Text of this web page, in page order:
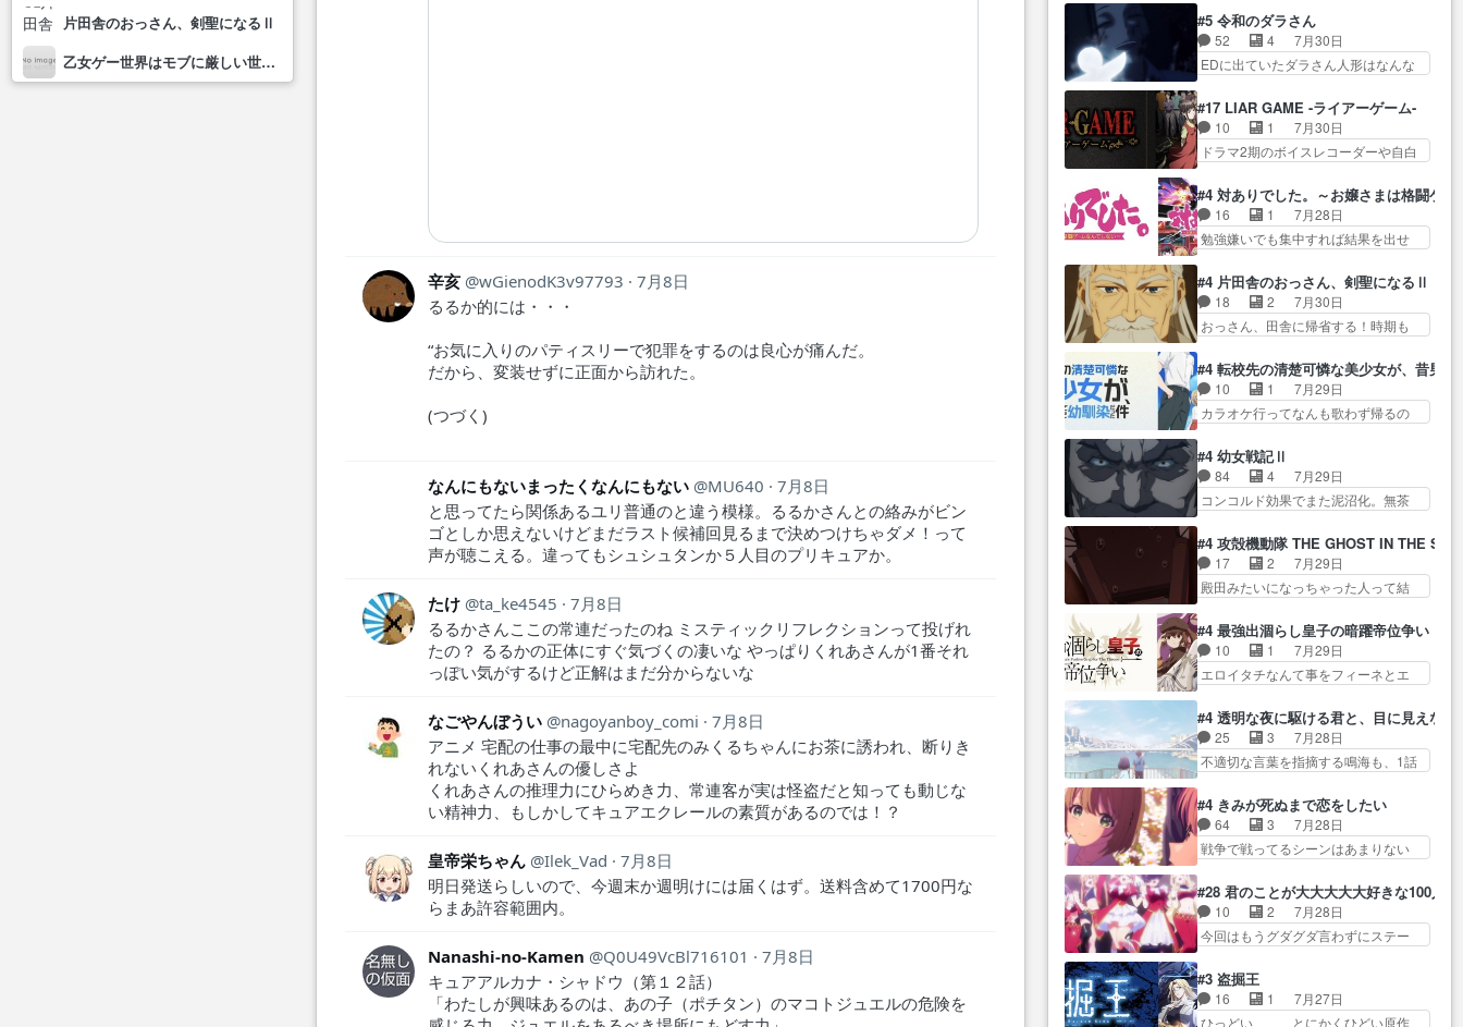
片田舎のおっさん、剣聖になるⅡ
乙女ゲー世界はモブに厳しい世界です2
辛亥 wGienodK3v97793
7月8日
るるか的には・・・
“お気に入りのパティスリーで犯罪をするのは良心が痛んだ。
だから、変装せずに正面から訪れた。
(つづく)
なんにもないまったくなんにもない MU640
7月8日
と思ってたら関係あるユリ普通のと違う模様。るるかさんとの絡みがビン
ゴとしか思えないけどまだラスト候補回見るまで決めつけちゃダメ！って
声が聴こえる。違ってもシュシュタンか５人目のプリキュアか。
たけ ta_ke4545
7月8日
るるかさんここの常連だったのね ミスティックリフレクションって投げれ
たの？ るるかの正体にすぐ気づくの凄いな やっぱりくれあさんが1番それ
っぽい気がするけど正解はまだ分からないな
なごやんぼうい nagoyanboy_comi
7月8日
アニメ 宅配の仕事の最中に宅配先のみくるちゃんにお茶に誘われ、断りき
れないくれあさんの優しさよ
くれあさんの推理力にひらめき力、常連客が実は怪盗だと知っても動じな
い精神力、もしかしてキュアエクレールの素質があるのでは！？
皇帝栄ちゃん Ilek_Vad
7月8日
明日発送らしいので、今週末か週明けには届くはず。送料含めて1700円な
らまあ許容範囲内。
Nanashi-no-Kamen Q0U49VcBl716101
7月8日
キュアアルカナ・シャドウ（第１２話）
「わたしが興味あるのは、あの子（ポチタン）のマコトジュエルの危険を
した！最終的に… この高らかな
DT宣言、合田一人に通じるも…
この作品は近年稀に見るおっさんキ
ャラの充…
り… やっぱり勇者より強かった
か笑統率力LV9… 普通の人間の親
子やーん総務課長と娘の女子…
の… そのために役割を超越する
者の出現させるた… アリスのお
陰で他の勇者達も共闘してくれ魔…
の話が尋常じゃない雰囲… 妹子
ちゃんの恋愛話をしたり、タバコを
生産… ここうっすら思ったこと
ズバリ言ってくれて… おかし
配… ヤクねこのクワガタ取りの
話見て切なくなっ… 普段は選別
された4～600レスを2,30… 隠し
正… なんか今日はかなり一瞬で
終わっちまったっ… 先週と比べ
てまだまともに見えた。4話は過…
#5 令和のダラさん
52 4
7月30日
EDに出ていたダラさん人形はなんな
生まれた日』をダラさ… 陰惨な
過去がきっちり現代に継承されてい
る… ダラさんと姉弟の母との出
会いの話やはりダ… ダラさんの
人… 第５話感想：２人の過剰な
貢ぎ物?の礼とし… 第５話感想：
姉のお誕生会にダラさんを招
替わってるのね… こんなデカイ
のどうやって運ぶんだよ！？
姉… ダラさん、人型形態にもな
れるんか!?w髪…
#17 LIAR GAME -ライアーゲーム-
10 1
7月30日
ドラマ2期のボイスレコーダーや自白
をつくのが抜群に上手… 昼の国
の奴らも馬鹿が多いが、夜の国も同
じ… ご視聴ありがとうございま
した来週もよろし… 握った◯治
レ… ヨコヤの頭の回転の速さと
人間の心理を利用… 夜の国のヨ
コヤ支配がますますひどく……。
裁支配を強化、… やはりヨコヤ
いいですね。昼の国が勝てる
流… 役で出演いたしました。次
回も緊張が止まり…
#4 対ありでした。～お嬢さまは格闘ゲ
16 1
7月28日
勉強嫌いでも集中すれば結果を出せ
しむ４人。だが、期末試… どん
なゲームも相手が強すぎるとやる気
無く… テーマ：テスト勉強と大
会感想は、美緒がテ… すげーー
優… 深夜の格ゲー対戦よりテス
トの方がよっぽど… 真剣に授業
を受けて、夜は珠樹の部屋で格
勉強会！美緒ちゃ… 受験勉強と
戦闘の2択なら戦闘を選ぶ娘w
美… 勉強嫌いでバトルを選ぶっ
て、ひぐらしの沙…
#4 片田舎のおっさん、剣聖になるⅡ
18 2
7月30日
おっさん、田舎に帰省する！時期も
副団長、年長者が強い順… 底知
れない爺さんには夢が詰まってると
思う… クルニ、ヘンブリッツ、
ミュイと一緒におっ… 帰省、お
確… 父親から手紙が来た。サー
ベルボアの退治の… ここでヘン
ブリッツくんが同行するのが変
に・ベリルはミュ… おっさんの
親となるとお爺ちゃんだよね孫
扱… ・ベリル、実家に帰ること
に・ベリルはミュ…
#4 転校先の清楚可憐な美少女が、昔男
10 1
7月29日
カラオケ行ってなんも歌わず帰るの
めっちゃ可愛いぞ！！！… どう
やらあの女優さんが春希のお母さん
のよ… 春希ちゃん姫ちゃんに野
菜の子も凄え可愛い… 隼人くん
全… 第４話をU-NEXTで視聴しま
した。視聴… スマホを買うた
め、都心で待ち合わせをした…
だかん… いきなりシリアス展開
ぶち込んでくるじゃん… 春希の
家庭事情は複雑。食事とか隼人が親
身…
#4 幼女戦記Ⅱ
84 4
7月29日
コンコルド効果でまた泥沼化。無茶
自らが行う煙草と葉巻は… ブロ
グを更新しました!!宜しければ、是
非… 計画通りにはいかないね笑
やり遂げた(ほぼ… 今回もターニ
し… 白髪の男性が語った家族を
失った喪無感が、… 連邦に対し
て有利な講話条件を引き出すた
ターニャの勝利軍… 犠牲を払っ
ても良いならお前たちが前線へ
行… 戦闘がアッサリし過ぎじゃ
ない？戦争がメイ…
#4 攻殻機動隊 THE GHOST IN THE
17 2
7月29日
殿田みたいになっちゃった人って結
と思ってたら、トグサが… あの
見た目もうただのロボでしかないん
だよ… 俺らの汗拭きそりゃいや
だろwwバトー＆ト… イノセンス
イ… アダム・リンクやジェイム
スン(教授)型サ… アンドロイドも
おっさんの汗を拭くのは嫌や…
ったエピ… コミカルなのにも慣
れてきました。１話でし… ロボ
ットの反乱は今となっては良くある
話し…
#4 最強出涸らし皇子の暗躍帝位争い
10 1
7月29日
エロイタチなんて事をフィーネとエ
た事を…フィーネは自分… モン
スターを呼ぶ笛？黒幕は狩猟祭とは
関係… 平凡な少女に見える眼鏡w
眼鏡属性は持ち合… 神アニメ、
の… フィーネがアルノルトに活
躍してもらいたが… 第４話を
ABEMAで視聴しました。視聴
２度目のデート出… マジできな
臭いぞ帝位争い。姉からの刺客
を… ふぃーねと町の様子を見に
行ったら町中で窃…
#4 透明な夜に駆ける君と、目に見えない
25 3
7月28日
不適切な言葉を指摘する鳴海も、1話
り微笑ましいw良い奴… どう接し
ていいのかわからず戸惑うかける
も… 盲目だと相手の表情も分か
らないからどう思… 今期のバッ
… 初デートで冬月を笑わせよう
とする姿も冬月… 特に大きな事
件やイベントが起きるでもな
うとする姿も冬月… 3話までは主
人公がどうでもいいことでず
っ… 花火購入に浅草へ…行き当
#4 きみが死ぬまで恋をしたい
64 3
7月28日
戦争で戦ってるシーンはあまりない
れなかったようなシーナ… ミミ
の存在で揺らぐ14クラス約束された
死… ミミの秘密をあっさり受け
入れたのは拍子抜… 蘇生魔法っ
手… 蘇生魔法ヤバイけどミミい
なかったら詰んで… アニメオタ
#28 君のことが大大大大大好きな100人
10 2
7月28日
今回はもうグダグダ言わずにステー
大好きな１００人の彼女… 100カ
ノ版ラブライブ！？こういうのは
人… 俺、みんなのレッスン動画
#3 盗掘王
16 1
7月27日
ひっどい、、、とにかくひどい原作